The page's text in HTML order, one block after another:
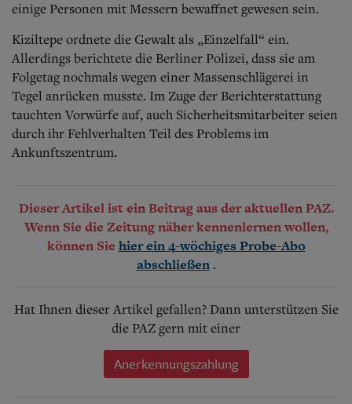
einige Personen mit Messern bewaffnet gewesen sein.
Kiziltepe ordnete die Gewalt als „Einzelfall“ ein.
Allerdings berichtete die Berliner Polizei, dass sie am
Folgetag nochmals wegen einer Massenschlägerei in
Tegel anrücken musste. Im Zuge der Berichterstattung
tauchten Vorwürfe auf, auch Sicherheitsmitarbeiter seien
durch ihr Fehlverhalten Teil des Problems im
Ankunftszentrum.
Dieser Artikel ist ein Beitrag aus der aktuellen PAZ.
Wenn Sie die Zeitung näher kennenlernen wollen,
können Sie hier ein 4-wöchiges Probe-Abo
abschließen .
Hat Ihnen dieser Artikel gefallen? Dann unterstützen Sie
die PAZ gern mit einer
Anerkennungszahlung